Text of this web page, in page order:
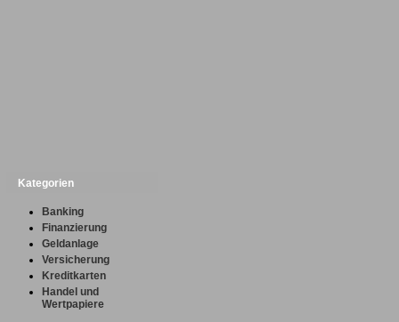
Kategorien
Banking
Finanzierung
Geldanlage
Versicherung
Kreditkarten
Handel und
Wertpapiere